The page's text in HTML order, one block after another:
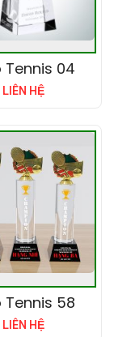
Tennis 04
LIÊN HỆ
Tennis 58
LIÊN HỆ